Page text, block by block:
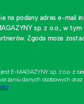
na podany adres e-mail
sp. z o.o., w
Zgoda może
E-MAGAZYNY sp. z o.o. z
danych osobowych